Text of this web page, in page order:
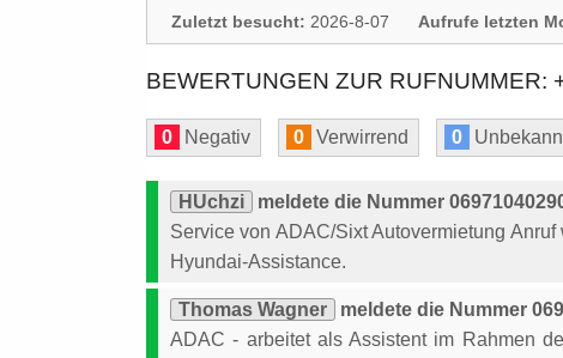
Zuletzt besucht: 2026-8-07 Aufrufe letzten
BEWERTUNGEN ZUR RUFNUMMER:
0 Negativ 0 Verwirrend 0
HUchzi
meldete die Nummer
Service von ADAC/Sixt Autovermietung
Hyundai-Assistance.
Thomas Wagner
meldete die Nummer
ADAC - arbeitet als Assistent im Rahmen